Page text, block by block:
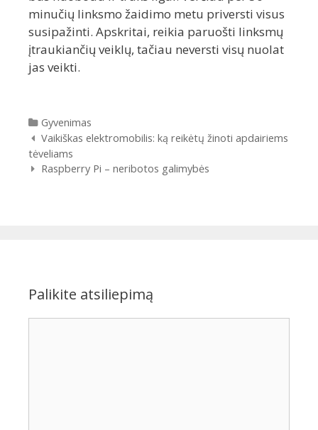
minučių linksmo žaidimo metu priversti visus
susipažinti. Apskritai, reikia paruošti linksmų
įtraukiančių veiklų, tačiau neversti visų nuolat
jas veikti.
Kategorijos
Gyvenimas
Įrašų
navigacija
Vaikiškas elektromobilis: ką reikėtų žinoti apdairiems
tėveliams
Raspberry Pi – neribotos galimybės
Palikite atsiliepimą